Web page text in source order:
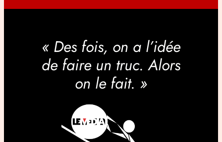
« Des fois, on a l’idée
de faire un truc. Alors
on le fait. »